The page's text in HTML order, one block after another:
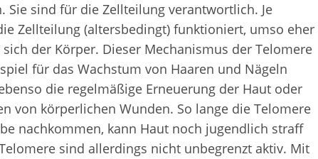
Sie sind für die Zellteilung verantwortlich. Je
Zellteilung (altersbedingt) funktioniert, umso eher
der Körper. Dieser Mechanismus der Telomere
für das Wachstum von Haaren und Nägeln
die regelmäßige Erneuerung der Haut oder
von körperlichen Wunden. So lange die Telomere
nachkommen, kann Haut noch jugendlich straff
sind allerdings nicht unbegrenzt aktiv. Mit